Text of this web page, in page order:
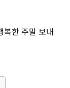
복한 주말 보내